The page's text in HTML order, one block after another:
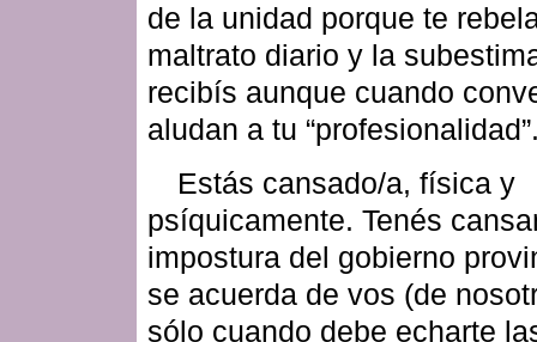
de la unidad porque te
maltrato diario y la
recibís aunque cuando
aludan a tu
Estás cansado/a, física y
psíquicamente. Tenés
impostura del gobierno
se acuerda de vos (de
sólo cuando debe echarte